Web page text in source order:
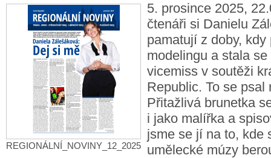
REGIONÁLNÍ_NOVINY_12_2025
5. prosince 2025,
čtenáři si Danielu
pamatují z doby, kdy
modelingu a stala se
vicemiss v soutěži
Republic. To se psal
Přitažlivá brunetka
i jako malířka a
jsme se jí na to, kde
umělecké múzy